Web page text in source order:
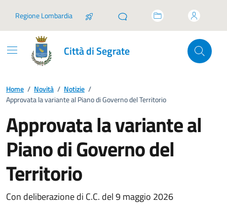
Regione Lombardia
Città di Segrate
Home / Novità / Notizie /
Approvata la variante al Piano di Governo del Territorio
Approvata la variante al
Piano di Governo del
Territorio
Con deliberazione di C.C. del 9 maggio 2026